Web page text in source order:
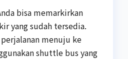
bisa memarkirkan
yang sudah tersedia.
menuju ke
shuttle bus yang